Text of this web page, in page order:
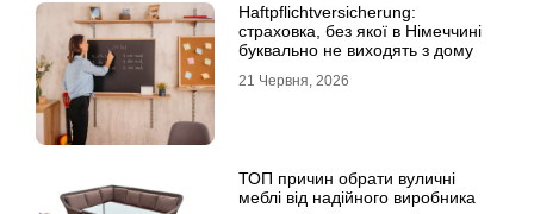
Haftpflichtversicherung:
страховка, без якої в Німеччині
буквально не виходять з дому
21 Червня, 2026
ТОП причин обрати вуличні
меблі від надійного виробника